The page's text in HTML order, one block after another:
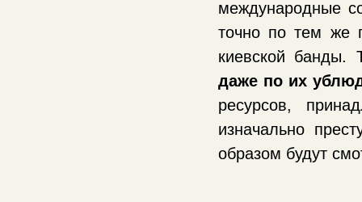
международные
точно по тем же
киевской банды.
даже по их
ресурсов,
изначально
образом будут